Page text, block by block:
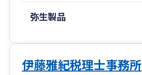
弥生製品
伊藤雅紀税理士事務所